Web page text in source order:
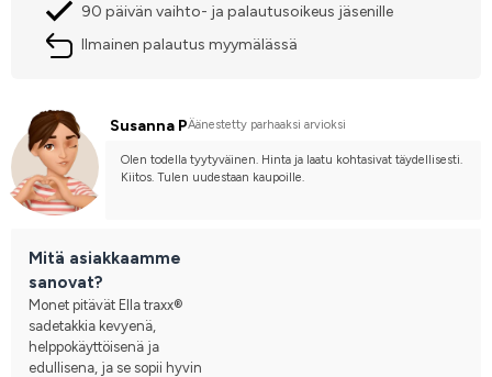
90 päivän vaihto- ja palautusoikeus jäsenille
Ilmainen palautus myymälässä
Susanna PÄänestetty parhaaksi arvioksi
Olen todella tyytyväinen. Hinta ja laatu kohtasivat täydellisesti.
Kiitos. Tulen uudestaan kaupoille.
Mitä asiakkaamme
sanovat?
Monet pitävät Ella traxx®
sadetakkia kevyenä,
helppokäyttöisenä ja
edullisena, ja se sopii hyvin